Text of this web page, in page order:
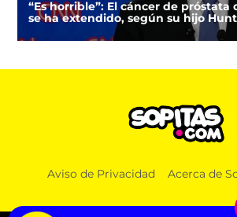
“Es horrible”: El cáncer de próstata
se ha extendido, según su hijo
Aviso de Privacidad Acerca de